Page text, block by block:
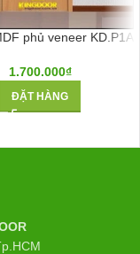
phủ veneer KD.P1A
1.700.000₫
ĐẶT HÀNG